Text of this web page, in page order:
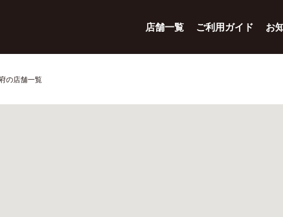
店舗一覧 ご利用ガイド お
の店舗一覧